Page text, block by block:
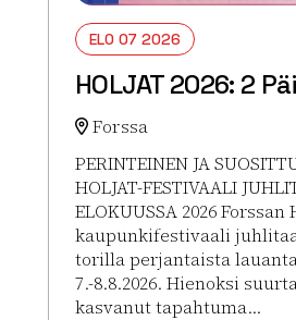
ELO 07 2026
HOLJAT 2026: 2
Forssa
PERINTEINEN JA
HOLJAT-FESTIVAALI
ELOKUUSSA 2026 Forssan
kaupunkifestivaali
torilla perjantaista
7.-8.8.2026. Hienoksi
kasvanut tapahtuma...